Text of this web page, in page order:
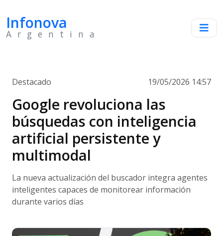
Infonova
Argentina
Destacado 19/05/2026 14:57
Google revoluciona las
búsquedas con inteligencia
artificial persistente y
multimodal
La nueva actualización del buscador integra agentes
inteligentes capaces de monitorear información
durante varios días